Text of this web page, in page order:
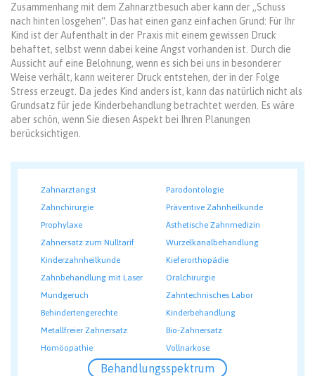
Zusammenhang mit dem Zahnarztbesuch aber kann der „Schuss
nach hinten losgehen“. Das hat einen ganz einfachen Grund: Für Ihr
Kind ist der Aufenthalt in der Praxis mit einem gewissen Druck
behaftet, selbst wenn dabei keine Angst vorhanden ist. Durch die
Aussicht auf eine Belohnung, wenn es sich bei uns in besonderer
Weise verhält, kann weiterer Druck entstehen, der in der Folge
Stress erzeugt. Da jedes Kind anders ist, kann das natürlich nicht als
Grundsatz für jede Kinderbehandlung betrachtet werden. Es wäre
aber schön, wenn Sie diesen Aspekt bei Ihren Planungen
berücksichtigen.
Zahnarztangst
Parodontologie
Zahnchirurgie
Präventive Zahnheilkunde
Prophylaxe
Ästhetische Zahnmedizin
Zahnersatz zum Nulltarif
Wurzelkanalbehandlung
Kinderzahnheilkunde
Kieferorthopädie
Zahnbehandlung mit Laser
Oralchirurgie
Mundgeruch
Zahntechnisches Labor
Behindertengerechte
Kinderbehandlung
Metallfreier Zahnersatz
Bio-Zahnersatz
Homöopathie
Vollnarkose
Behandlungsspektrum